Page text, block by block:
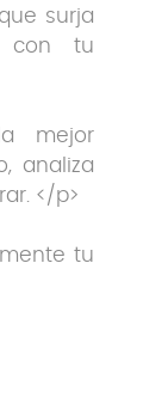
surja
con tu
mejor
analiza
</p>
tu